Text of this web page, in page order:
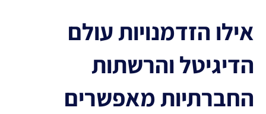
אילו הזדמנויות עולם
הדיגיטל והרשתות
החברתיות מאפשרים